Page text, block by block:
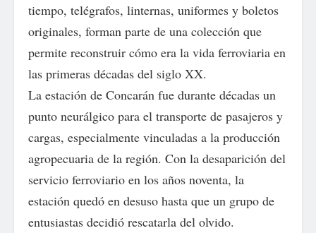
tiempo, telégrafos, linternas, uniformes y boletos
originales, forman parte de una colección que
permite reconstruir cómo era la vida ferroviaria en
las primeras décadas del siglo XX.
La estación de Concarán fue durante décadas un
punto neurálgico para el transporte de pasajeros y
cargas, especialmente vinculadas a la producción
agropecuaria de la región. Con la desaparición del
servicio ferroviario en los años noventa, la
estación quedó en desuso hasta que un grupo de
entusiastas decidió rescatarla del olvido.